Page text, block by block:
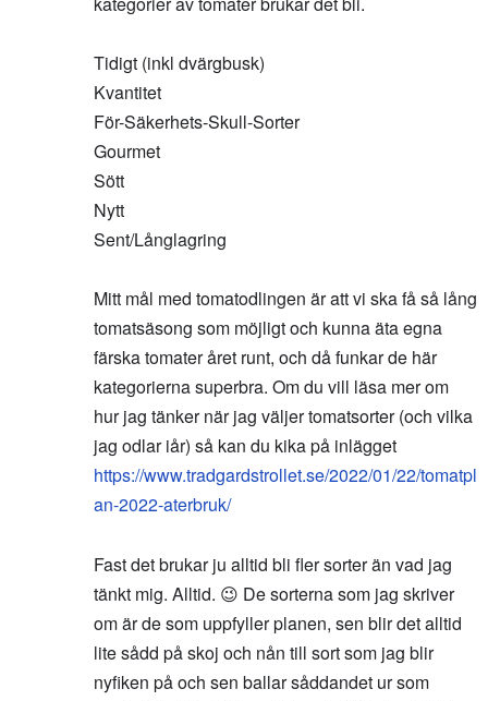
Tidigt (inkl dvärgbusk)
Kvantitet
För-Säkerhets-Skull-Sorter
Gourmet
Sött
Nytt
Sent/Långlagring
Mitt mål med tomatodlingen är att vi ska få så lång
tomatsäsong som möjligt och kunna äta egna
färska tomater året runt, och då funkar de här
kategorierna superbra. Om du vill läsa mer om
hur jag tänker när jag väljer tomatsorter (och vilka
jag odlar iår) så kan du kika på inlägget
https://www.tradgardstrollet.se/2022/01/22/tomatpl
an-2022-aterbruk/
Fast det brukar ju alltid bli fler sorter än vad jag
tänkt mig. Alltid. 😉 De sorterna som jag skriver
om är de som uppfyller planen, sen blir det alltid
lite sådd på skoj och nån till sort som jag blir
nyfiken på och sen ballar såddandet ur som